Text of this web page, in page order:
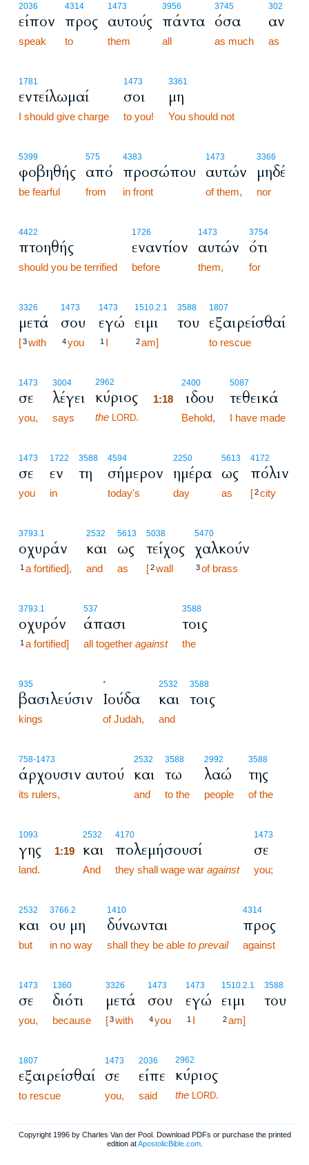
2036
είπον
speak
4314
προς
to
1473
αυτούς
them
3956
πάντα
all
3745
όσα
as much
302
αν
as
1781
εντείλωμαί
I should give charge
1473
σοι
to you!
3361
μη
You should not
5399
φοβηθής
be fearful
575
από
from
4383
προσώπου
in front
1473
αυτών
of them,
3366
μηδέ
nor
4422
πτοηθής
should you be terrified
1726
εναντίον
before
1473
αυτών
them,
3754
ότι
for
3326
μετά
[3with
1473
σου
4you
1473
εγώ
1 I
1510.2.1
ειμι
2am]
3588
του
1807
εξαιρείσθαί
to rescue
1473
σε
you,
3004
λέγει
says
2962
κύριος
the LORD.
2400
1:18 ιδου
Behold,
5087
τεθεικά
I have made
1473
σε
you
1722
εν
in
3588
τη
4594
σήμερον
today's
2250
ημέρα
day
5613
ως
as
4172
πόλιν
[2city
3793.1
οχυράν
1 a fortified],
2532
και
and
5613
ως
as
5038
τείχος
[2wall
5470
χαλκούν
3of brass
3793.1
οχυρόν
1 a fortified]
537
άπασι
all together against
3588
τοις
the
935
βασιλεύσιν
kings
*
Ιούδα
of Judah,
2532
και
and
3588
τοις
758-1473
άρχουσιν αυτού
its rulers,
2532
και
and
3588
τω
to the
2992
λαώ
people
3588
της
of the
1093
γης
land.
2532
1:19 και
And
4170
πολεμήσουσί
they shall wage war against
1473
σε
you;
2532
και
but
3766.2
ου μη
in no way
1410
δύνωνται
shall they be able to prevail
4314
προς
against
1473
σε
you,
1360
διότι
because
3326
μετά
[3with
1473
σου
4you
1473
εγώ
1 I
1510.2.1
ειμι
2am]
3588
του
1807
εξαιρείσθαί
to rescue
1473
σε
you,
2036
είπε
said
2962
κύριος
the LORD.
Copyright 1996 by Charles Van der Pool. Download PDFs or purchase the printed
edition atApostolicBible.com.